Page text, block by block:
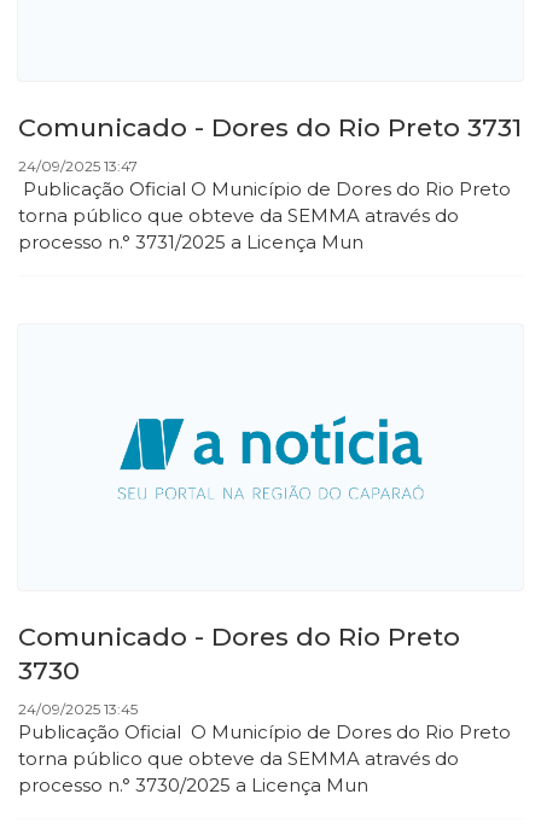
Comunicado - Dores do Rio Preto 3731
24/09/2025 13:47
Publicação Oficial O Município de Dores do Rio Preto
torna público que obteve da SEMMA através do
processo n.° 3731/2025 a Licença Mun
Comunicado - Dores do Rio Preto
3730
24/09/2025 13:45
Publicação Oficial O Município de Dores do Rio Preto
torna público que obteve da SEMMA através do
processo n.° 3730/2025 a Licença Mun